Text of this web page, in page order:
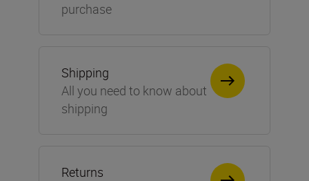
purchase
Shipping
All you need to know about
shipping
Returns